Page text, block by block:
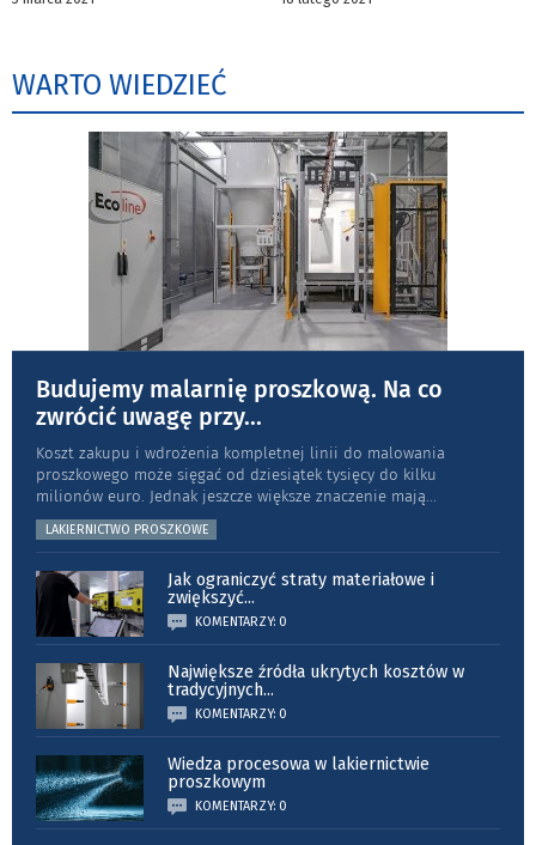
WARTO WIEDZIEĆ
Budujemy malarnię proszkową. Na co
zwrócić uwagę przy...
Koszt zakupu i wdrożenia kompletnej linii do malowania
proszkowego może sięgać od dziesiątek tysięcy do kilku
milionów euro. Jednak jeszcze większe znaczenie mają...
LAKIERNICTWO PROSZKOWE
Jak ograniczyć straty materiałowe i
zwiększyć...
KOMENTARZY: 0
Największe źródła ukrytych kosztów w
tradycyjnych...
KOMENTARZY: 0
Wiedza procesowa w lakiernictwie
proszkowym
KOMENTARZY: 0